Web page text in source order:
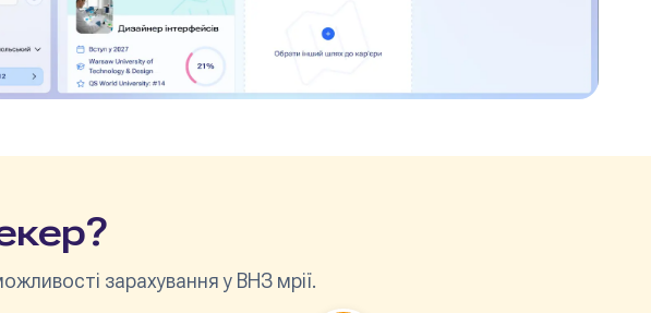
зарахування у ВНЗ мрії.